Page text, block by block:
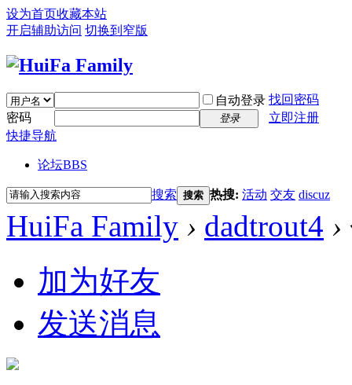
设为首页收藏本站
开启辅助访问 切换到窄版
自动登录 找回密码
密码
登录
立即注册
快捷导航
论坛BBS
搜索 搜索 热搜: 活动 交友 discuz
HuiFa Family › dadtrout4 ›
加为好友
发送消息